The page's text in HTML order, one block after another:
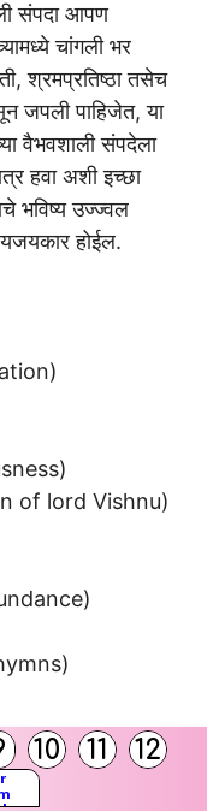
10 11 12
संपदा आपण
चांगली भर
श्रमप्रतिष्ठा तसेच
जपली पाहिजेत, या
वैभवशाली संपदेला
हवा अशी इच्छा
भविष्य उज्ज्वल
होईल.
of lord Vishnu)